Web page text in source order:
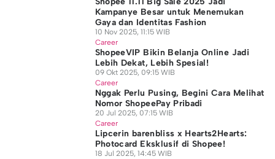
Kampanye Besar untuk Menemukan
Gaya dan Identitas Fashion
10 Nov 2025, 11:15 WIB
Career
ShopeeVIP Bikin Belanja Online Jadi
Lebih Dekat, Lebih Spesial!
09 Okt 2025, 09:15 WIB
Career
Nggak Perlu Pusing, Begini Cara Melihat
Nomor ShopeePay Pribadi
20 Jul 2025, 07:15 WIB
Career
Lipcerin barenbliss x Hearts2Hearts:
Photocard Eksklusif di Shopee!
18 Jul 2025, 14:45 WIB